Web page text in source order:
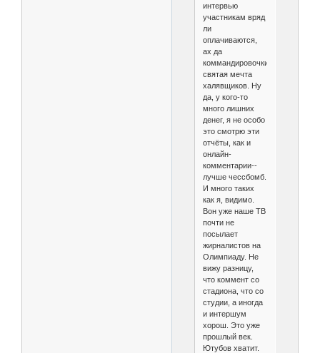
интервью
участникам вряд
ли
оплачиваются,
ах да
коммандировочки,
святая мечта
халявщиков. Ну
да, у кого-то
много лишних
денег, я не особо
это смотрю эти
отчёты, как и
онлайн-
комментарии--
лучше чессбомб.
И много таких
как я, видимо.
Вон уже наше ТВ
почти не
посылает
жирналистов на
Олимпиаду. Не
вижу разницу,
что коммент со
стадиона, что со
студии, а иногда
и интершум
хорош. Это уже
прошлый век.
Ютубов хватит.